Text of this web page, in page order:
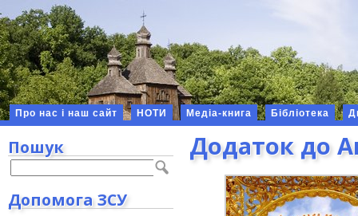
Про нас і наш сайт НОТИ Медіа-книга Бібліотека
Додаток до
Пошук
Допомога ЗСУ